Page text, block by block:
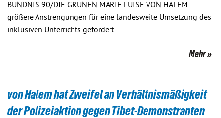
BÜNDNIS 90/DIE GRÜNEN MARIE LUISE VON HALEM
größere Anstrengungen für eine landesweite Umsetzung des
inklusiven Unterrichts gefordert.
Mehr
von Halem hat Zweifel an Verhältnismäßigkeit
der Polizeiaktion gegen Tibet-Demonstranten